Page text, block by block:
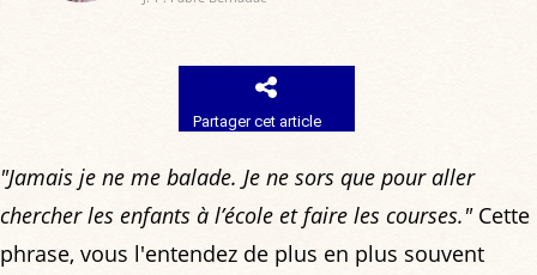
Partager cet article
"Jamais je ne me balade. Je ne sors que pour aller
chercher les enfants à l’école et faire les courses."Cette
phrase, vous l'entendez de plus en plus souvent